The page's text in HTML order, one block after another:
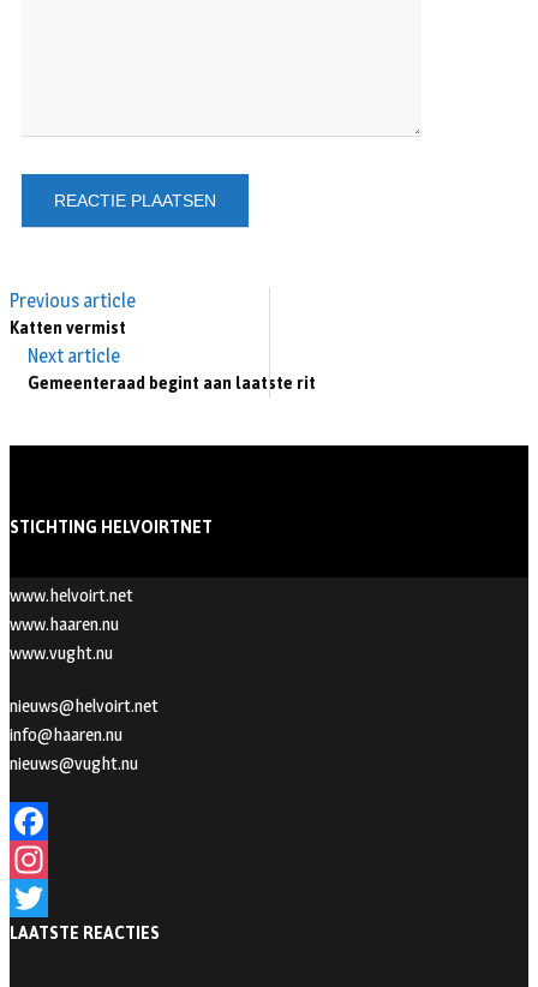
Previous article
Katten vermist
Next article
Gemeenteraad begint aan laatste rit
STICHTING HELVOIRTNET
www.helvoirt.net
www.haaren.nu
www.vught.nu
nieuws@helvoirt.net
info@haaren.nu
nieuws@vught.nu
F
a
c
n
T
LAATSTE REACTIES